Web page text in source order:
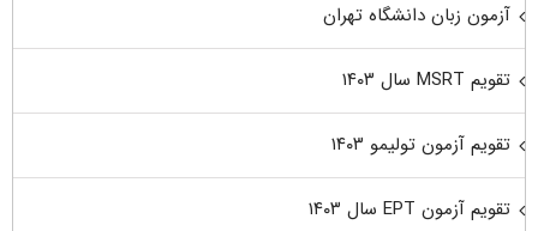
آزمون زبان دانشگاه تهران
تقویم MSRT سال ۱۴۰۳
تقویم آزمون تولیمو ۱۴۰۳
تقویم آزمون EPT سال ۱۴۰۳